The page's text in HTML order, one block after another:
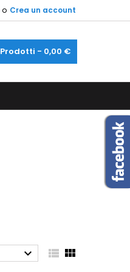
o Crea un account
Prodotti - 0,00 €
  